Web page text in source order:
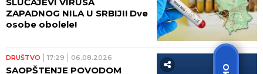
ZAPADNOG NILA U SRBIJI! Dve
osobe obolele!
DRUŠTVO 17:29 06.08.2026
SAOPŠTENJE POVODOM